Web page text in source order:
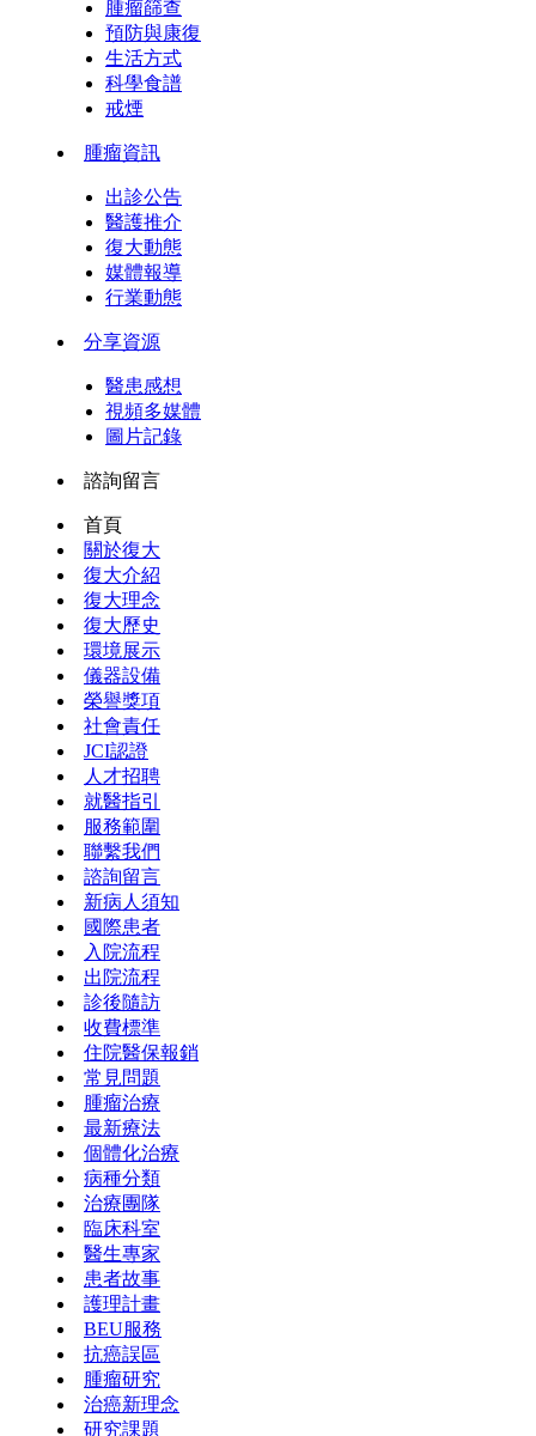
腫瘤篩查
預防與康復
生活方式
科學食譜
戒煙
腫瘤資訊
出診公告
醫護推介
復大動態
媒體報導
行業動態
分享資源
醫患感想
視頻多媒體
圖片記錄
諮詢留言
首頁
關於復大
復大介紹
復大理念
復大歷史
環境展示
儀器設備
榮譽獎項
社會責任
JCI認證
人才招聘
就醫指引
服務範圍
聯繫我們
諮詢留言
新病人須知
國際患者
入院流程
出院流程
診後隨訪
收費標準
住院醫保報銷
常見問題
腫瘤治療
最新療法
個體化治療
病種分類
治療團隊
臨床科室
醫生專家
患者故事
護理計畫
BEU服務
抗癌誤區
腫瘤研究
治癌新理念
研究課題